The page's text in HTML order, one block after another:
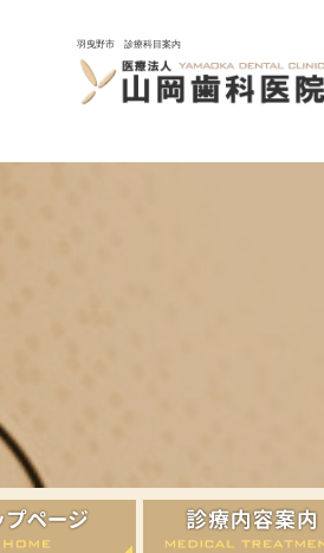
羽曳野市 診療科目案内